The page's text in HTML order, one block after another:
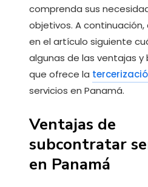
comprenda sus
objetivos. A continuación,
en el artículo siguiente
algunas de las ventajas y
que ofrece la
servicios en Panamá.
Ventajas de
subcontratar
en Panamá